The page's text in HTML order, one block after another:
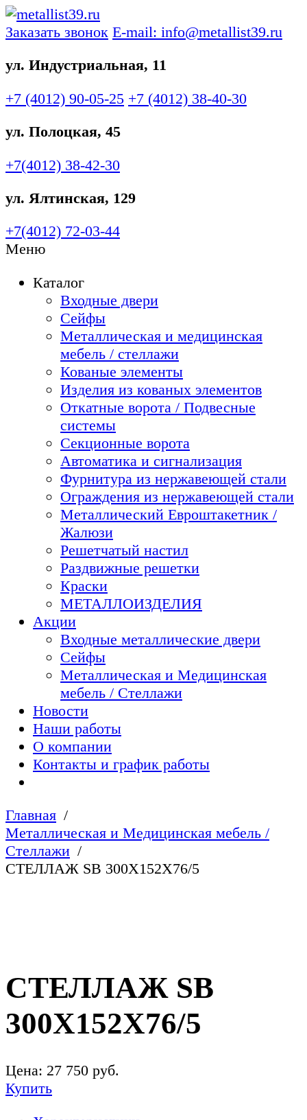
Заказать звонок E-mail: info@metallist39.ru
ул. Индустриальная, 11
+7 (4012) 90-05-25 +7 (4012) 38-40-30
ул. Полоцкая, 45
+7(4012) 38-42-30
ул. Ялтинская, 129
+7(4012) 72-03-44
Меню
Каталог
Входные двери
Сейфы
Металлическая и медицинская
мебель / стеллажи
Кованые элементы
Изделия из кованых элементов
Откатные ворота / Подвесные
системы
Секционные ворота
Автоматика и сигнализация
Фурнитура из нержавеющей стали
Ограждения из нержавеющей стали
Металлический Евроштакетник /
Жалюзи
Решетчатый настил
Раздвижные решетки
Краски
МЕТАЛЛОИЗДЕЛИЯ
Акции
Входные металлические двери
Сейфы
Металлическая и Медицинская
мебель / Стеллажи
Новости
Наши работы
О компании
Контакты и график работы
Главная
Металлическая и Медицинская мебель /
Стеллажи
СТЕЛЛАЖ SB 300X152X76/5
СТЕЛЛАЖ SB
300X152X76/5
Цена: 27 750 руб.
Купить